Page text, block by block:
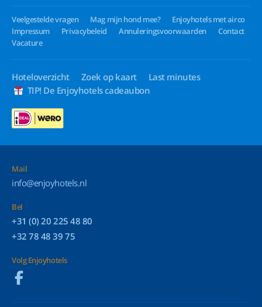
Veelgestelde vragen Mag mijn hond mee?
Enjoyhotels met airco
Impressum
Privacybeleid Annuleringsvoorwaarden
Contact
Vacature
Hoteloverzicht Zoek op kaart
Last minutes
TIP! De Enjoyhotels cadeaubon
Mail
info@enjoyhotels.nl
Bel
+31 (0) 20 225 48 80
+32 78 48 39 75
Volg Enjoyhotels